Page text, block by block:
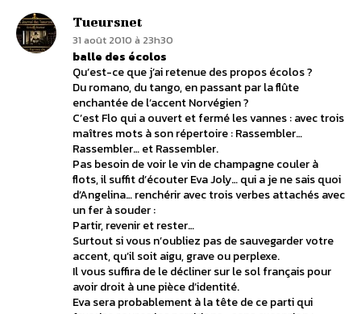
Tueursnet
31 août 2010 à 23h30
balle des écolos
Qu’est-ce que j’ai retenue des propos écolos ?
Du romano, du tango, en passant par la flûte
enchantée de l’accent Norvégien ?
C’est Flo qui a ouvert et fermé les vannes : avec trois
maîtres mots à son répertoire : Rassembler…
Rassembler… et Rassembler.
Pas besoin de voir le vin de champagne couler à
flots, il suffit d’écouter Eva Joly… qui a je ne sais quoi
d’Angelina… renchérir avec trois verbes attachés avec
un fer à souder :
Partir, revenir et rester…
Surtout si vous n’oubliez pas de sauvegarder votre
accent, qu’il soit aigu, grave ou perplexe.
Il vous suffira de le décliner sur le sol français pour
avoir droit à une pièce d’identité.
Eva sera probablement à la tête de ce parti qui